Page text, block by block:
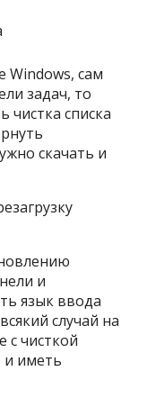
Windows, сам
задач, то
чистка списка
скачать и
и
язык ввода
случай на
с чисткой
и иметь